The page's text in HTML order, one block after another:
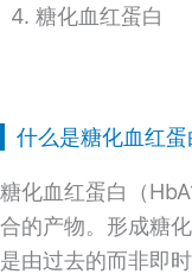
4. 糖化血红蛋白
什么是糖化血红蛋
糖化血红蛋白（
合的产物。形成糖
是由过去的而非即